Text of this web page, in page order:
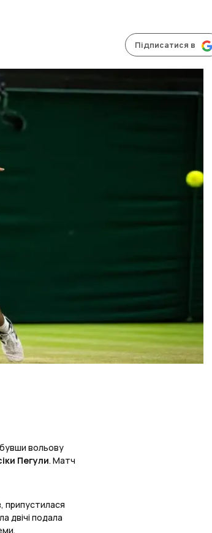
Підписатися в
вольову
Пегули. Матч
припустилася
двічі подала